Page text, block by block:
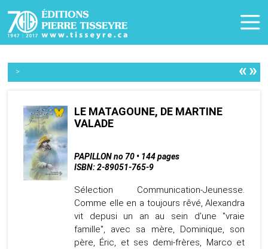
> «»
LE MATAGOUNE, DE MARTINE
VALADE
PAPILLON no 70 • 144 pages
ISBN: 2-89051-765-9
Sélection Communication-Jeunesse.
Comme elle en a toujours rêvé, Alexandra
vit depusi un an au sein d'une "vraie
famille", avec sa mère, Dominique, son
père, Éric, et ses demi-frères, Marco et